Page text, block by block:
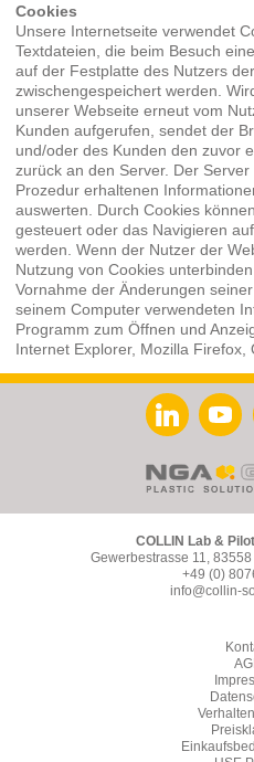
Cookies
Unsere Internetseite verwendet
Textdateien, die beim Besuch
auf der Festplatte des Nutzers
zwischengespeichert werden.
unserer Webseite erneut vom
Kunden aufgerufen, sendet der
und/oder des Kunden den zuvor
zurück an den Server. Der
Prozedur erhaltenen
auswerten. Durch Cookies
gesteuert oder das Navigieren
werden. Wenn der Nutzer der
Nutzung von Cookies
Vornahme der Änderungen
seinem Computer verwendeten
Programm zum Öffnen und
Internet Explorer, Mozilla Firefox,
COLLIN Lab &
Gewerbestrasse 11,
+49 (0)
info@collin-